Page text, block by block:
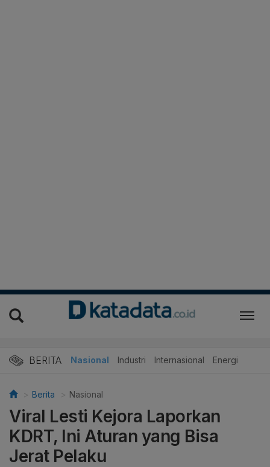
BERITA Nasional Industri Internasional Energi
Berita Nasional
Viral Lesti Kejora Laporkan
KDRT, Ini Aturan yang Bisa
Jerat Pelaku